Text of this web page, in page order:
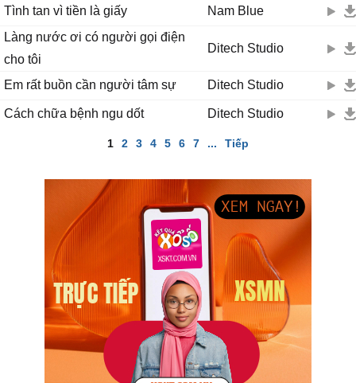
Tình tan vì tiền là giấy
Nam Blue
Làng nước ơi có người gọi điện
cho tôi
Ditech Studio
Em rất buồn cần người tâm sự Ditech Studio
Cách chữa bệnh ngu dốt Ditech Studio
1 2 3 4 5 6 7 ... Tiếp